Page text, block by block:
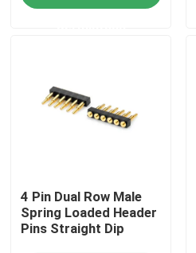
Sonde pogo pin
Sudut kanan POGO Pin
Pemadam minyak
4 Pin Dual Row Male
Spring Loaded Header
Pins Straight Dip